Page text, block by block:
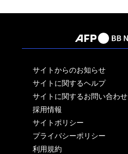
サイトからのお知らせ
サイトに関するヘルプ
サイトに関するお問い合わせ
採用情報
サイトポリシー
プライバシーポリシー
利用規約